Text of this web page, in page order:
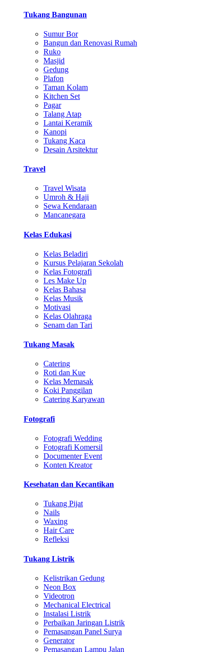
Tukang Bangunan
Sumur Bor
Bangun dan Renovasi Rumah
Ruko
Masjid
Gedung
Plafon
Taman Kolam
Kitchen Set
Pagar
Talang Atap
Lantai Keramik
Kanopi
Tukang Kaca
Desain Arsitektur
Travel
Travel Wisata
Umroh & Haji
Sewa Kendaraan
Mancanegara
Kelas Edukasi
Kelas Beladiri
Kursus Pelajaran Sekolah
Kelas Fotografi
Les Make Up
Kelas Bahasa
Kelas Musik
Motivasi
Kelas Olahraga
Senam dan Tari
Tukang Masak
Catering
Roti dan Kue
Kelas Memasak
Koki Panggilan
Catering Karyawan
Fotografi
Fotografi Wedding
Fotografi Komersil
Documenter Event
Konten Kreator
Kesehatan dan Kecantikan
Tukang Pijat
Nails
Waxing
Hair Care
Refleksi
Tukang Listrik
Kelistrikan Gedung
Neon Box
Videotron
Mechanical Electrical
Instalasi Listrik
Perbaikan Jaringan Listrik
Pemasangan Panel Surya
Generator
Pemasangan Lampu Jalan